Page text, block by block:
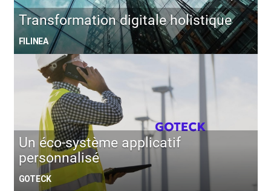
Transformation digitale holistique
FILINEA
Un éco-système applicatif
personnalisé
GOTECK